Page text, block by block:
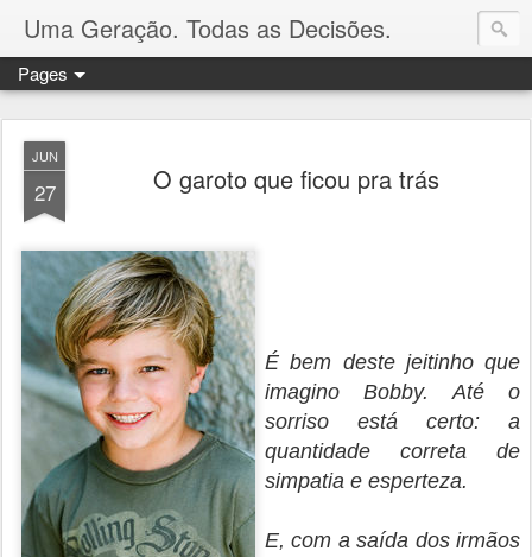
Uma Geração. Todas as Decisões.
Pages
JUN
27 O garoto que ficou pra trás
É bem deste jeitinho que
imagino Bobby. Até o
sorriso está certo: a
quantidade correta de
simpatia e esperteza.
E, com a saída dos irmãos